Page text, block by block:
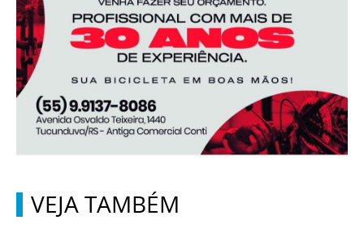
VEJA TAMBÉM